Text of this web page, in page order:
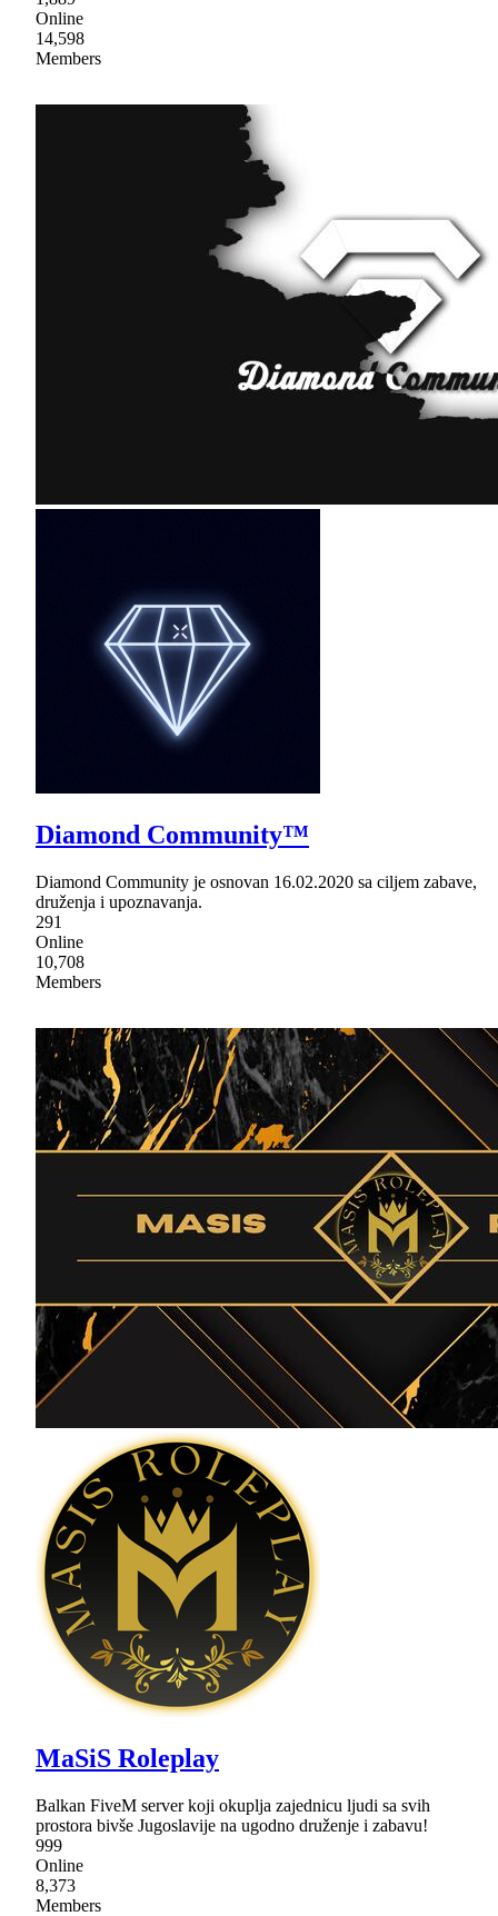
Online
14,598
Members
Diamond Community™
Diamond Community je osnovan 16.02.2020 sa ciljem zabave,
druženja i upoznavanja.
291
Online
10,708
Members
MaSiS Roleplay
Balkan FiveM server koji okuplja zajednicu ljudi sa svih
prostora bivše Jugoslavije na ugodno druženje i zabavu!
999
Online
8,373
Members